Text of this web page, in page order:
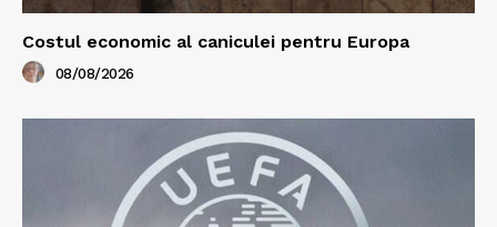
Costul economic al caniculei pentru Europa
08/08/2026